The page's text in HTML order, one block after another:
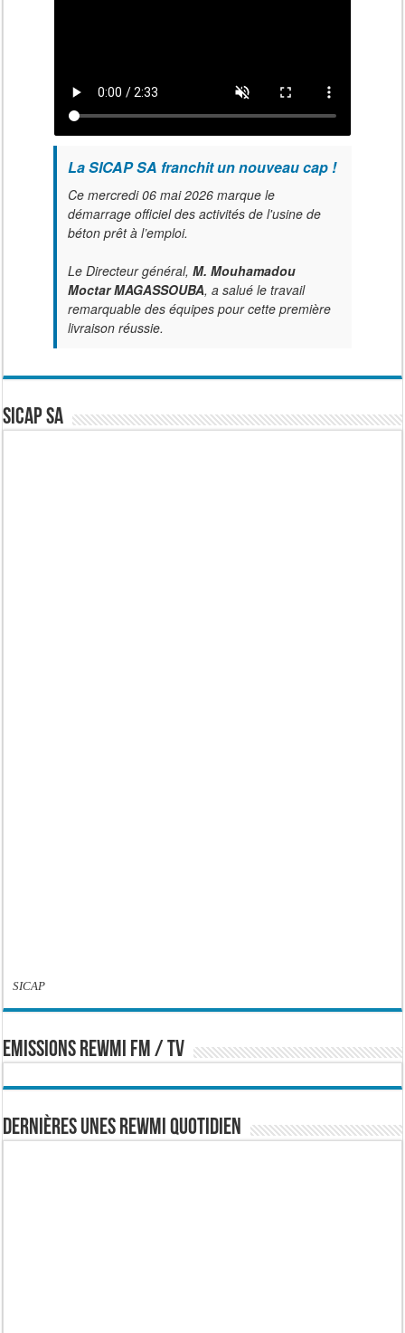
La SICAP SA franchit un nouveau cap !
Ce mercredi 06 mai 2026 marque le
démarrage officiel des activités de l'usine de
béton prêt à l’emploi.
Le Directeur général, M. Mouhamadou
Moctar MAGASSOUBA, a salué le travail
remarquable des équipes pour cette première
livraison réussie.
SICAP SA
SICAP
EMISSIONS REWMI FM / TV
Dernières Unes Rewmi Quotidien